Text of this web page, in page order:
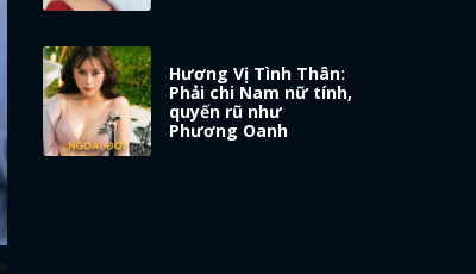
Hương Vị Tình Thân:
Phải chi Nam nữ tính,
quyến rũ như
Phương Oanh